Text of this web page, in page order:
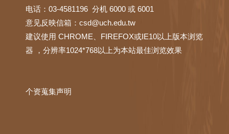
电话：03-4581196 分机 6000 或 6001
意见反映信箱： csd@uch.edu.tw
建议使用 CHROME、FIREFOX或IE10以上版本浏览
器 ，分辨率1024*768以上为本站最佳浏览效果
个资蒐集声明